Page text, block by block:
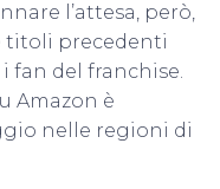
l’attesa, però,
titoli precedenti
fan del franchise.
Amazon è
nelle regioni di